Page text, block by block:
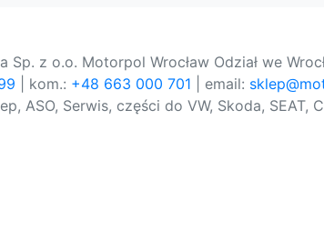
Sp. z o.o. Motorpol Wrocław Odział we
| kom.: +48 663 000 701 | email:
ASO, Serwis, części do VW, Skoda, SEAT,